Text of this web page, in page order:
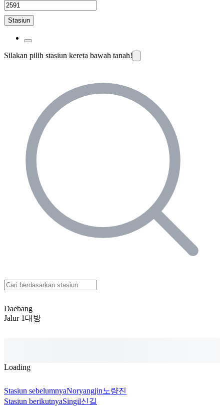
Stasiun
Silakan pilih stasiun kereta bawah tanah!
Daebang
Jalur 1대방
Loading
Stasiun sebelumnyaNoryangjin노량진
Stasiun berikutnyaSingil신길